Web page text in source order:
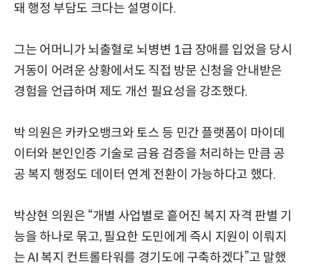
돼 행정 부담도 크다는 설명이다.
그는 어머니가 뇌출혈로 뇌병변 1급 장애를 입었을 당시
거동이 어려운 상황에서도 직접 방문 신청을 안내받은
경험을 언급하며 제도 개선 필요성을 강조했다.
박 의원은 카카오뱅크와 토스 등 민간 플랫폼이 마이데
이터와 본인인증 기술로 금융 검증을 처리하는 만큼 공
공 복지 행정도 데이터 연계 전환이 가능하다고 했다.
박상현 의원은 “개별 사업별로 흩어진 복지 자격 판별 기
능을 하나로 묶고, 필요한 도민에게 즉시 지원이 이뤄지
는 AI 복지 컨트롤타워를 경기도에 구축하겠다”고 말했